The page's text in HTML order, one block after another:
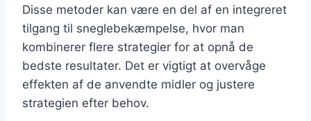
Disse metoder kan være en del af en integreret
tilgang til sneglebekæmpelse, hvor man
kombinerer flere strategier for at opnå de
bedste resultater. Det er vigtigt at overvåge
effekten af de anvendte midler og justere
strategien efter behov.